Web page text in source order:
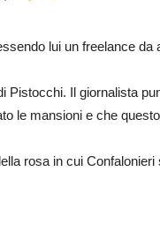
lui un freelance da
Pistocchi. Il giornalista
le mansioni e che
rosa in cui